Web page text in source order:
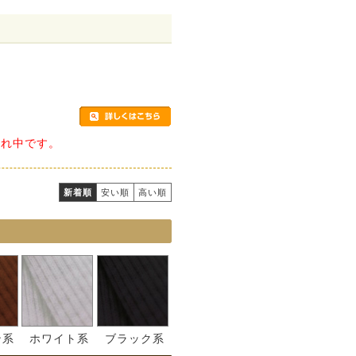
中です。
新着順 安い順 高い順
ホワイト系 ブラック系